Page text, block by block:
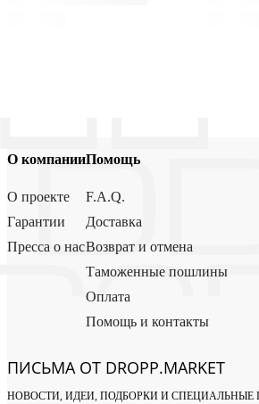
О компании
О проекте
Гарантии
Пресса о нас
Помощь
F.A.Q.
Доставка
Возврат и отмена
Таможенные пошлины
Оплата
Помощь и контакты
ПИСЬМА ОТ DROPP.MARKET
НОВОСТИ, ИДЕИ, ПОДБОРКИ И СПЕЦИАЛЬНЫЕ